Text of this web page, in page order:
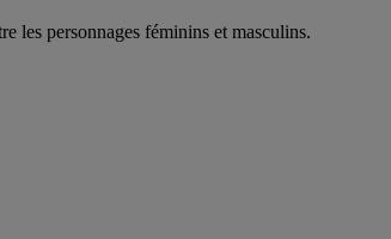
les personnages féminins et masculins.